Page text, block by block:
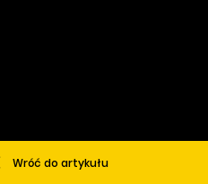
Wróć do artykułu